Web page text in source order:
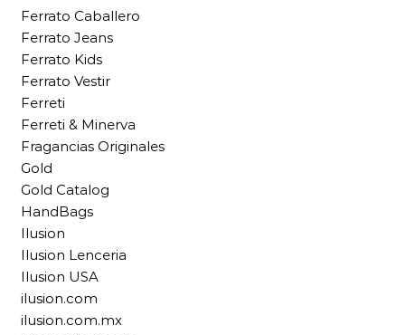
Ferrato Caballero
Ferrato Jeans
Ferrato Kids
Ferrato Vestir
Ferreti
Ferreti & Minerva
Fragancias Originales
Gold
Gold Catalog
HandBags
Ilusion
Ilusion Lenceria
Ilusion USA
ilusion.com
ilusion.com.mx